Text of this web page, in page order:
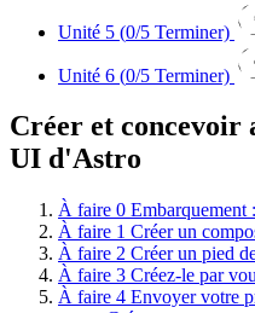
Unité 5 (0/5 Terminer)
Unité 6 (0/5 Terminer)
Créer et concevoir
UI d'Astro
À faire 0 Embarquement
À faire 1 Créer un
À faire 2 Créer un pied
À faire 3 Créez-le par
À faire 4 Envoyer votre